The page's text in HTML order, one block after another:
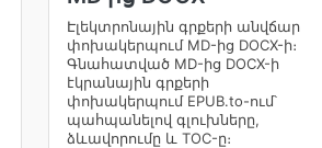
Էլեկտրոնային գրքերի անվճար
փոխակերպում MD-ից DOCX-ի։
Գնահատված MD-ից DOCX-ի
էկրանային գրքերի
փոխակերպում EPUB.to-ում՝
պահպանելով գլուխները,
ձևավորումը և TOC-ը։